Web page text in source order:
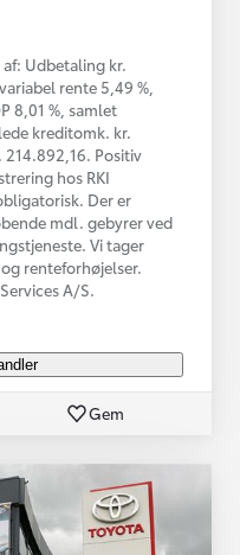
Udbetaling kr.
rente 5,49 %,
8,01 %, samlet
kreditomk. kr.
Positiv
hos RKI
Der er
mdl. gebyrer ved
Vi tager
renteforhøjelser.
A/S.
Gem